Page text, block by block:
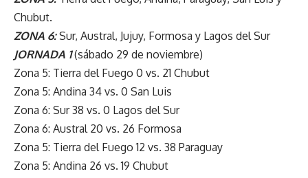
Chubut.
ZONA 6: Sur, Austral, Jujuy, Formosa y Lagos del Sur
JORNADA 1(sábado 29 de noviembre)
Zona 5: Tierra del Fuego 0 vs. 21 Chubut
Zona 5: Andina 34 vs. 0 San Luis
Zona 6: Sur 38 vs. 0 Lagos del Sur
Zona 6: Austral 20 vs. 26 Formosa
Zona 5: Tierra del Fuego 12 vs. 38 Paraguay
Zona 5: Andina 26 vs. 19 Chubut